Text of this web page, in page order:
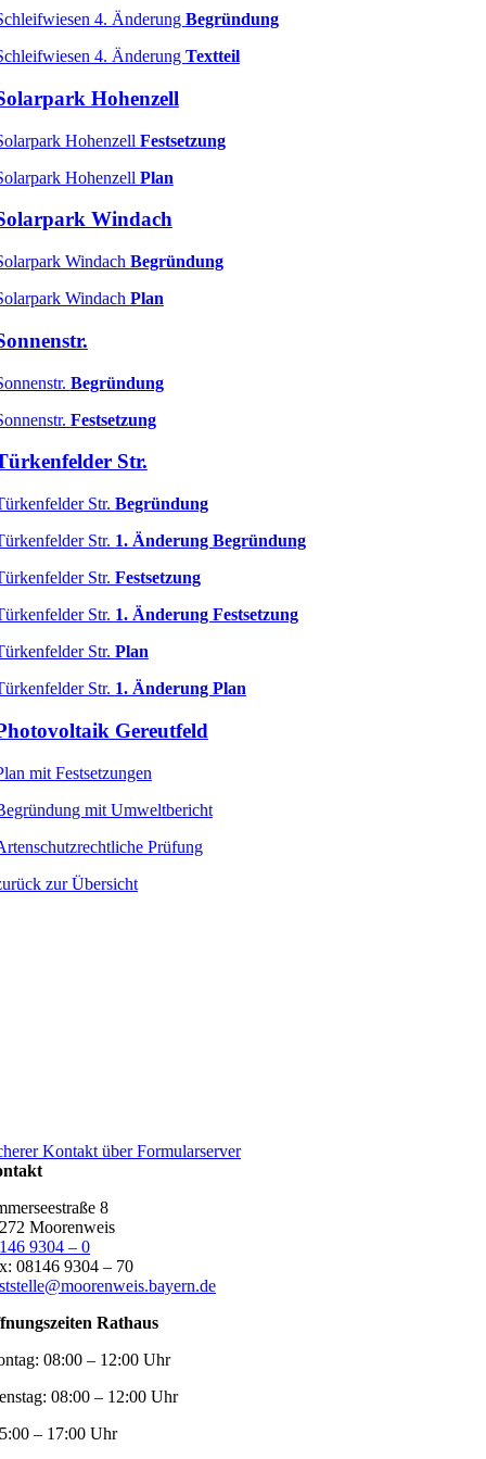
4. Änderung Begründung
4. Änderung Textteil
Hohenzell
Hohenzell Festsetzung
Hohenzell Plan
Windach
Windach Begründung
Windach Plan
Begründung
Festsetzung
Str.
Str. Begründung
Str. 1. Änderung Begründung
Str. Festsetzung
Str. 1. Änderung Festsetzung
Str. Plan
Str. 1. Änderung Plan
Gereutfeld
mit Festsetzungen
mit Umweltbericht
Prüfung
zur Übersicht
Kontakt über Formularserver
8
Moorenweis
9304 – 0
08146 9304 – 70
Rathaus
08:00 – 12:00 Uhr
08:00 – 12:00 Uhr
– 17:00 Uhr